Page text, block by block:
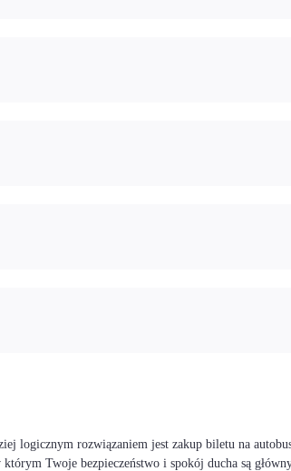
logicznym rozwiązaniem jest zakup biletu na
Twoje bezpieczeństwo i spokój ducha są